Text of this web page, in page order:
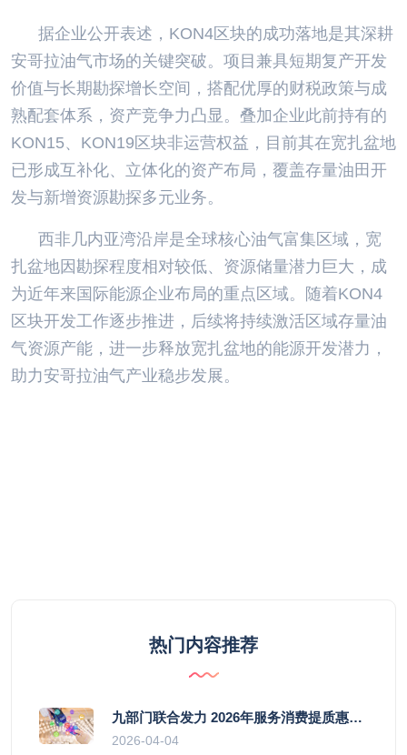
据企业公开表述，KON4区块的成功落地是其深耕
安哥拉油气市场的关键突破。项目兼具短期复产开发
价值与长期勘探增长空间，搭配优厚的财税政策与成
熟配套体系，资产竞争力凸显。叠加企业此前持有的
KON15、KON19区块非运营权益，目前其在宽扎盆地
已形成互补化、立体化的资产布局，覆盖存量油田开
发与新增资源勘探多元业务。
西非几内亚湾沿岸是全球核心油气富集区域，宽
扎盆地因勘探程度相对较低、资源储量潜力巨大，成
为近年来国际能源企业布局的重点区域。随着KON4
区块开发工作逐步推进，后续将持续激活区域存量油
气资源产能，进一步释放宽扎盆地的能源开发潜力，
助力安哥拉油气产业稳步发展。
热门内容推荐
九部门联合发力 2026年服务消费提质惠民行动启幕
2026-04-04